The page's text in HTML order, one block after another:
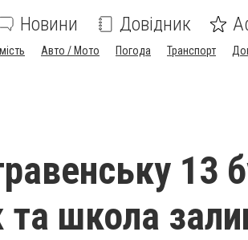
Новини Довідник
Авто / Мото Погода Транспорт
13
та школа